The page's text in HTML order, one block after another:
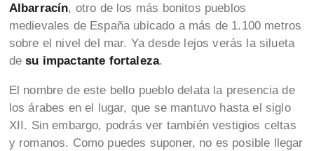
Albarracín, otro de los más bonitos pueblos
medievales de España ubicado a más de 1.100 metros
sobre el nivel del mar. Ya desde lejos verás la silueta
desu impactante fortaleza.
El nombre de este bello pueblo delata la presencia de
los árabes en el lugar, que se mantuvo hasta el siglo
XII. Sin embargo, podrás ver también vestigios celtas
y romanos. Como puedes suponer, no es posible llegar